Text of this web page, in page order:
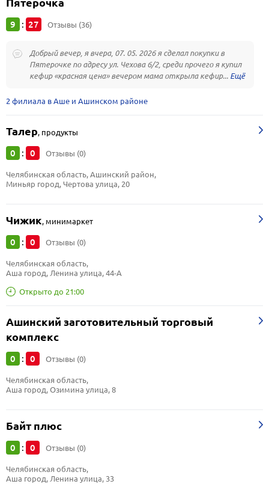
Пятёрочка
9 : 27 Отзывы (36)
Добрый вечер, я вчера, 07. 05. 2026 я сделал покупки в
Пятерочке по адресу ул. Чехова 6/2, среди прочего я купил
кефир «красная цена» вечером мама открыла кефир...
2 филиала в Аше и Ашинском районе
Талер, продукты
0 : 0 Отзывы (0)
Челябинская область, Ашинский район,
Миньяр город, Чертова улица, 20
Чижик, минимаркет
0 : 0 Отзывы (0)
Открыто до 21:00
Челябинская область,
Аша город, Ленина улица, 44-А
Ашинский заготовительный торговый
комплекс
0 : 0 Отзывы (0)
Челябинская область,
Аша город, Озимина улица, 8
Байт плюс
0 : 0 Отзывы (0)
Челябинская область,
Аша город, Ленина улица, 33